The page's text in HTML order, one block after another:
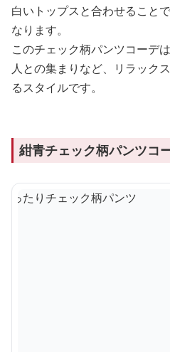
白いトップスと合わせること
なります。
このチェック柄パンツコーデ
人との集まりなど、リラック
るスタイルです。
紺青チェック柄パンツコ